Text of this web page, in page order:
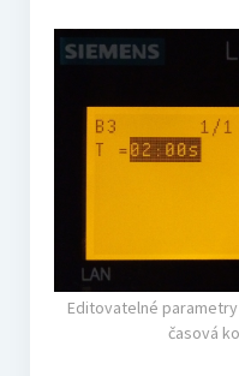
Editovatelné
časová